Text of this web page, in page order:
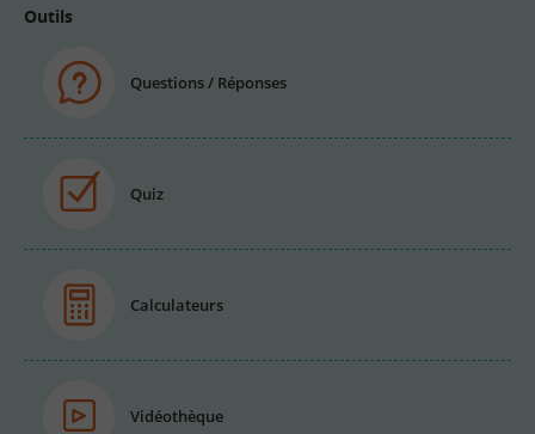
Outils
Questions / Réponses
Quiz
Calculateurs
Vidéothèque